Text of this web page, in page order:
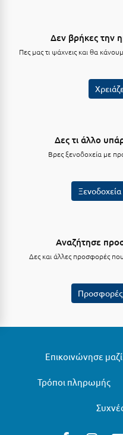
Πόρτο Χέλι
Σαλαμίνα
Σαντορίνη
Δεν βρήκες την
Πες μας τι ψάχνεις και θα
Δες τι άλλο
Βρες ξενοδοχεία με
Ξενοδοχεία
Αναζήτησε
Δες και άλλες προσφορές που
Προσφορές
Επικοινώνησε
Τρόποι πληρωμής